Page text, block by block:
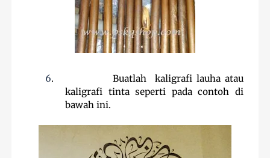
6. Buatlah kaligrafi lauha atau
kaligrafi tinta seperti pada contoh di
bawah ini.